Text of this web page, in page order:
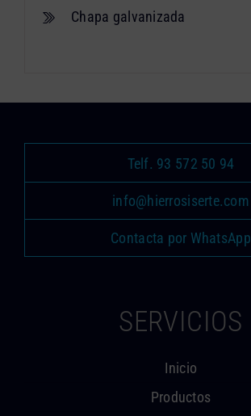
Chapa galvanizada
Telf. 93 572 50 94
info@hierrosiserte.com
Contacta por WhatsApp
SERVICIOS
Inicio
Productos